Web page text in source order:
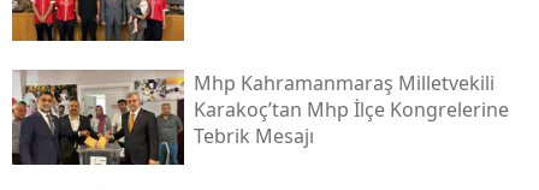
Mhp Kahramanmaraş Milletvekili
Karakoç’tan Mhp İlçe Kongrelerine
Tebrik Mesajı